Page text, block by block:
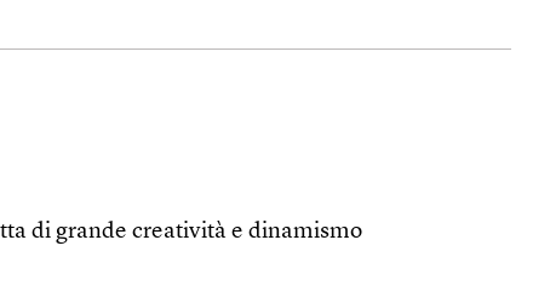
di grande creatività e dinamismo